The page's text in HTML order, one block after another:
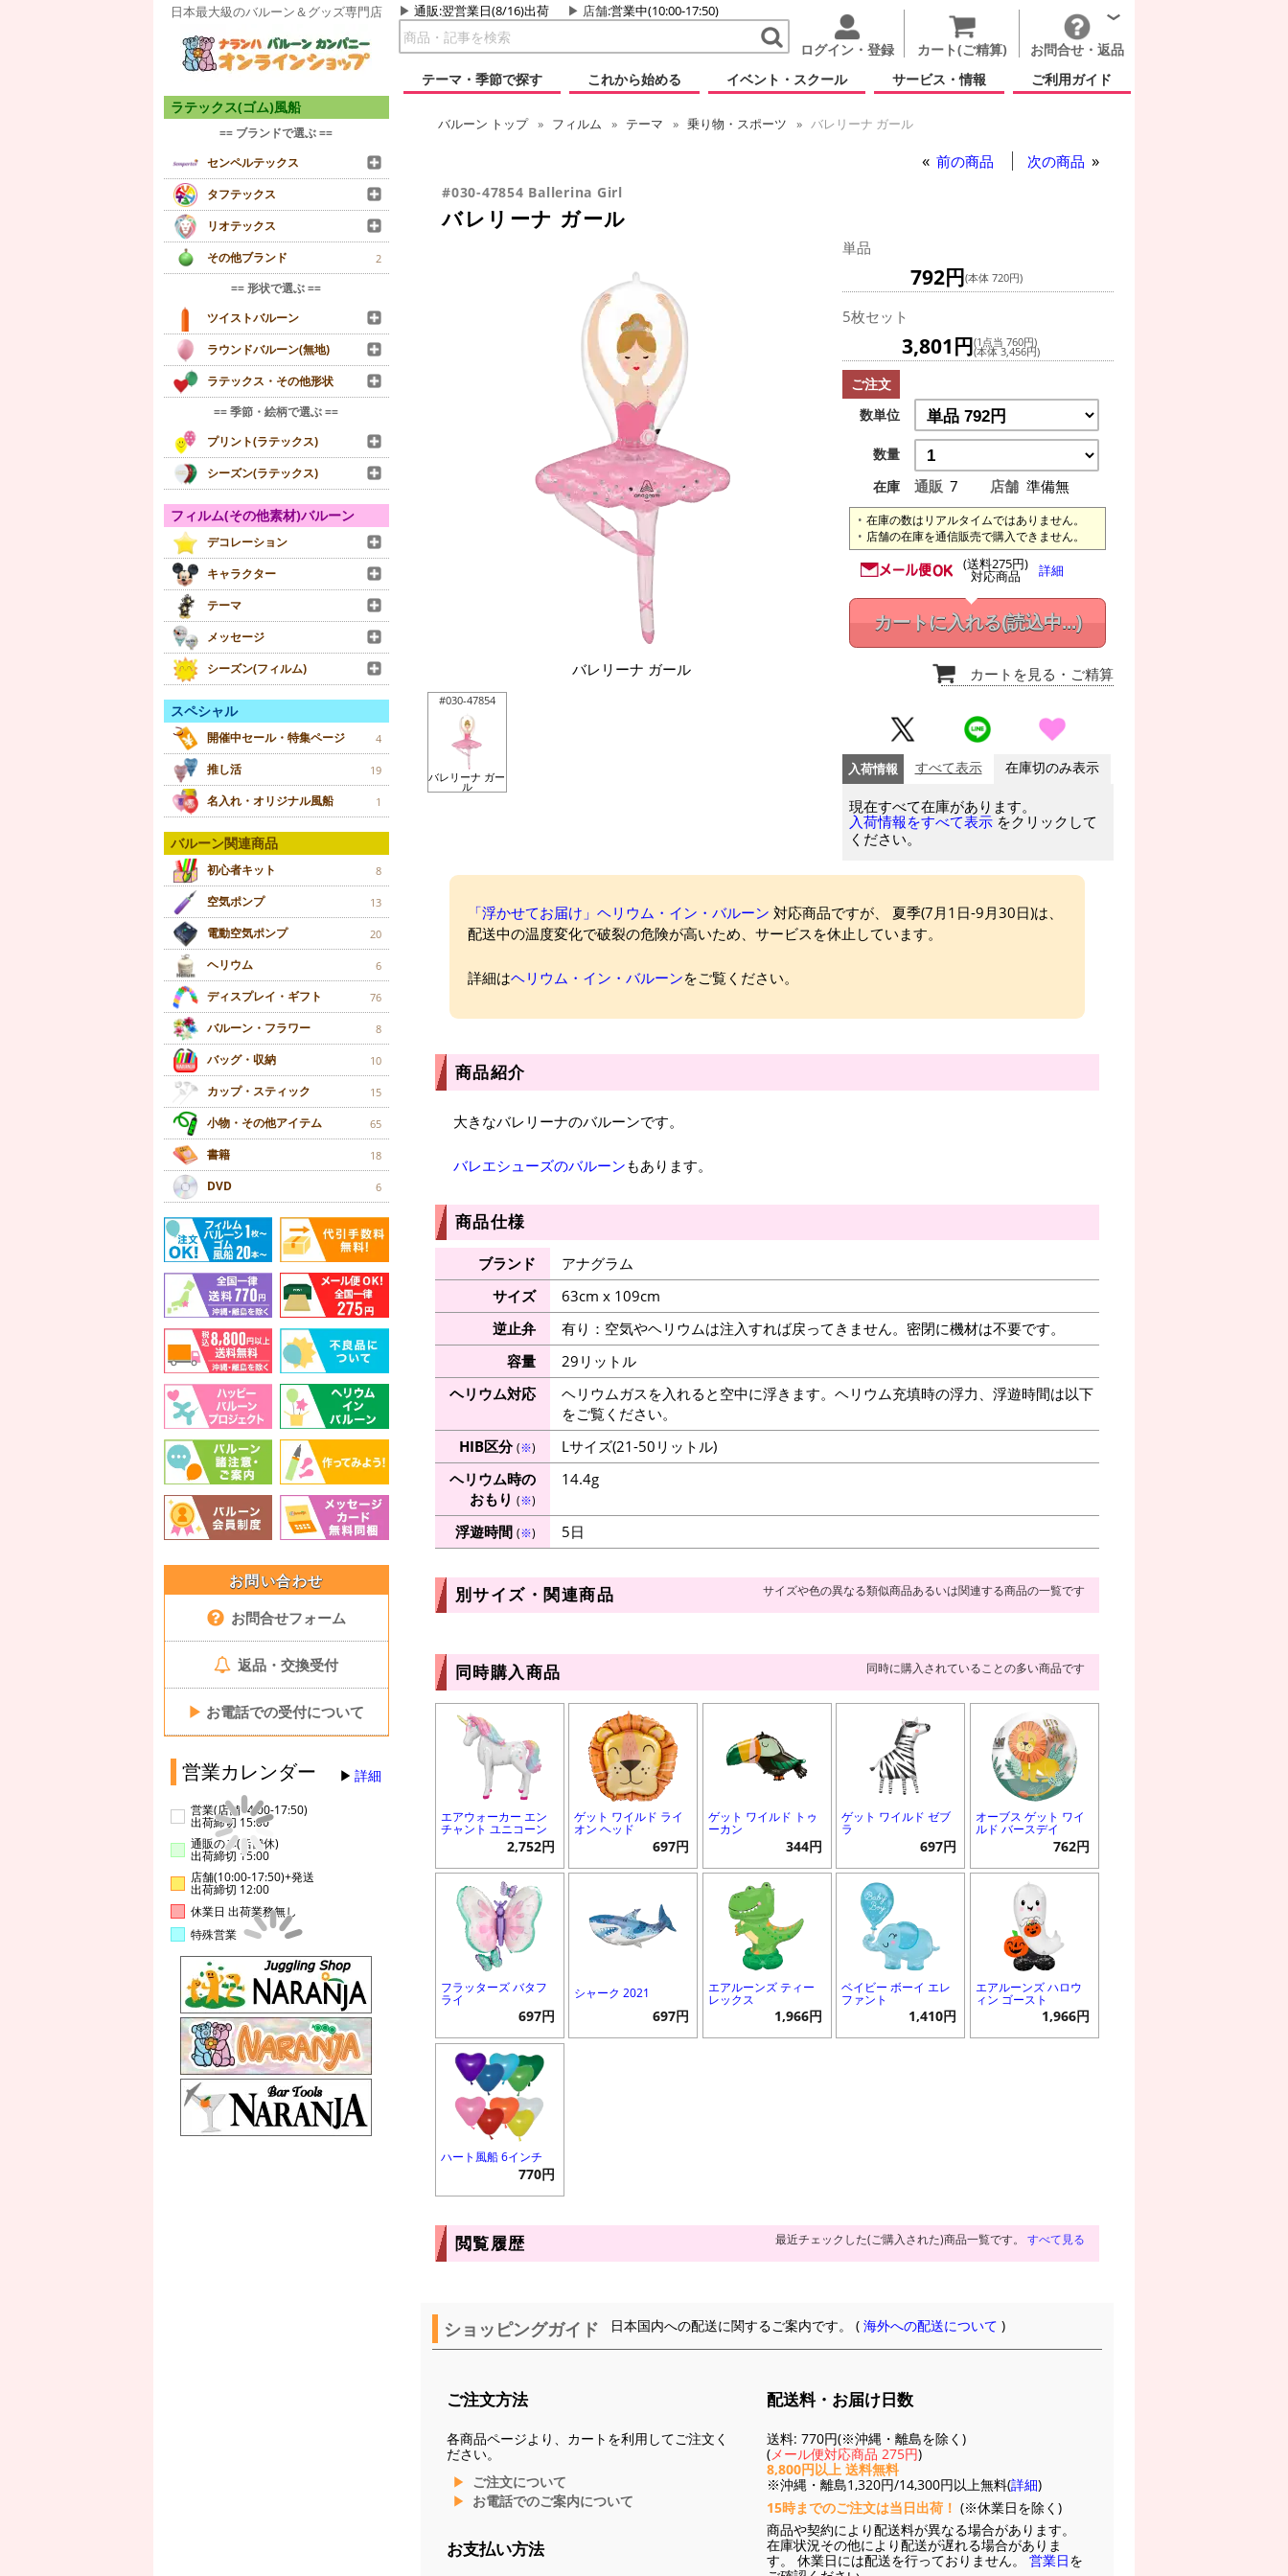
日本最大級のバルーン＆グッズ専門店 通販:翌営業日(8/16)出荷 店舗:営業中(10:00-17:50)
ログイン・登録 カート(ご精算)
お問合せ・返品
テーマ・季節で探す
これから始める イベント・スクール サービス・情報 ご利用ガイド
ラテックス(ゴム)風船
== ブランドで選ぶ ==
センペルテックス
タフテックス
リオテックス
その他ブランド
2
== 形状で選ぶ ==
ツイストバルーン
ラウンドバルーン(無地)
ラテックス・その他形状
== 季節・絵柄で選ぶ ==
プリント(ラテックス)
シーズン(ラテックス)
フィルム(その他素材)バルーン
デコレーション
キャラクター
テーマ
メッセージ
シーズン(フィルム)
スペシャル
開催中セール・特集ページ 4
推し活 19
名入れ・オリジナル風船 1
バルーン関連商品
初心者キット 8
空気ポンプ 13
電動空気ポンプ 20
ヘリウム 6
ディスプレイ・ギフト 76
バルーン・フラワー 8
バッグ・収納 10
カップ・スティック 15
小物・その他アイテム 65
書籍 18
DVD 6
お問い合わせ
お問合せフォーム
返品・交換受付
▶ お電話での受付について
営業カレンダー 詳細
営業(店舗14:00-17:50)
出荷締切 15:00
通販のみ(店舗休)
出荷締切 15:00
店舗(10:00-17:50)+発送
出荷締切 12:00
休業日 出荷業務無し
特殊営業
バルーン トップ フィルム テーマ 乗り物・スポーツ バレリーナ ガール
前の商品 次の商品
#030-47854 Ballerina Girl
バレリーナ ガール
バレリーナ ガール
#030-47854
バレリーナ ガー
ル
単品
792円(本体 720円)
5枚セット
3,801円(1点当 760円)
(本体 3,456円)
ご注文
数単位
数量
在庫
通販 7 店舗 準備無
在庫の数はリアルタイムではありません。
店舗の在庫を通信販売で購入できません。
(送料275円)
対応商品 詳細
カートに入れる(読込中...)
カートを見る ・ご精算
入荷情報 すべて表示 在庫切のみ表示
現在すべて在庫があります。
入荷情報をすべて表示 をクリックして
ください。
「浮かせてお届け」ヘリウム・イン・バルーン 対応商品ですが、 夏季(7月1日-9月30日)は、
配送中の温度変化で破裂の危険が高いため、サービスを休止しています。
詳細はヘリウム・イン・バルーンをご覧ください。
商品紹介
大きなバレリーナのバルーンです。
バレエシューズのバルーンもあります。
商品仕様
ブランド
アナグラム
サイズ
63cm x 109cm
逆止弁
有り：空気やヘリウムは注入すれば戻ってきません。密閉に機材は不要です。
容量
29リットル
ヘリウム対応
ヘリウムガスを入れると空中に浮きます。ヘリウム充填時の浮力、浮遊時間は以下
をご覧ください。
HIB区分(※)
Lサイズ(21-50リットル)
ヘリウム時の
おもり (※)
14.4g
浮遊時間 (※) 5日
別サイズ・関連商品 サイズや色の異なる類似商品あるいは関連する商品の一覧です
同時購入商品 同時に購入されていることの多い商品です
エアウォーカー エン
チャント ユニコーン
2,752円
ゲット ワイルド ライ
オン ヘッド
697円
ゲット ワイルド トゥ
ーカン
344円
ゲット ワイルド ゼブ
ラ
697円
オーブス ゲット ワイ
ルド バースデイ
762円
フラッターズ バタフ
ライ
697円
シャーク 2021
697円
エアルーンズ ティー
レックス
1,966円
ベイビー ボーイ エレ
ファント
1,410円
エアルーンズ ハロウ
ィン ゴースト
1,966円
ハート風船 6インチ
770円
閲覧履歴 最近チェックした(ご購入された)商品一覧です。 すべて見る
ショッピングガイド 日本国内への配送に関するご案内です。 (海外への配送について )
ご注文方法
各商品ページより、カートを利用してご注文く
ださい。
ご注文について
お電話でのご案内について
お支払い方法
配送料・お届け日数
送料: 770円(※沖縄・離島を除く)
(メール便対応商品 275円)
8,800円以上 送料無料
※沖縄・離島1,320円/14,300円以上無料(詳細)
15時までのご注文は当日出荷！ (※休業日を除く)
商品や契約により配送料が異なる場合があります。
在庫状況その他により配送が遅れる場合がありま
す。 休業日には配送を行っておりません。 営業日を